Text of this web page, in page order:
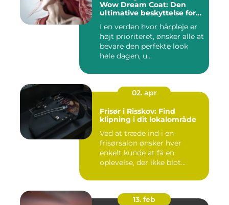
Wow Dream Coat: Den
ultimative beskyttelse for
I en verden hvor hårpleje er
højt prioriteret, ønsker alle at
bevare den perfekte look
hele dagen, u...
02. apr
Frisør i Risskov: Find
klipning i dit lokalområde
Ved at træde ind i en
frisørsalon ønsker hver
enkelt kunde at få en
oplevelse, der ikke blot
13. feb